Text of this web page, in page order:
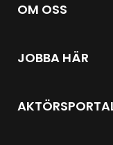
OM OSS
JOBBA HÄR